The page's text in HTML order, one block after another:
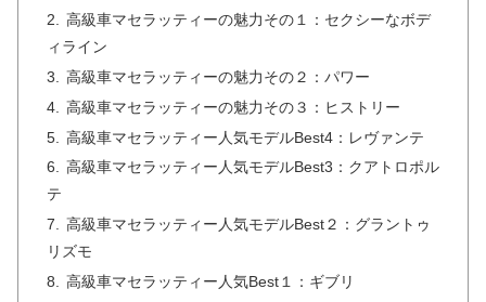
高級車マセラッティーの魅力その１：セクシーなボデ
ィライン
高級車マセラッティーの魅力その２：パワー
高級車マセラッティーの魅力その３：ヒストリー
高級車マセラッティー人気モデルBest4：レヴァンテ
高級車マセラッティー人気モデルBest3：クアトロポル
テ
高級車マセラッティー人気モデルBest２：グラントゥ
リズモ
高級車マセラッティー人気Best１：ギブリ